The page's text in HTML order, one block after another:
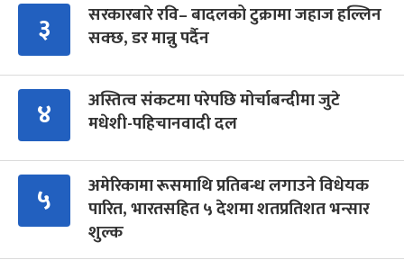
३
सरकारबारे रवि– बादलको टुक्रामा जहाज हल्लिन
सक्छ, डर मान्नु पर्दैन
४
अस्तित्व संकटमा परेपछि मोर्चाबन्दीमा जुटे
मधेशी-पहिचानवादी दल
५
अमेरिकामा रूसमाथि प्रतिबन्ध लगाउने विधेयक
पारित, भारतसहित ५ देशमा शतप्रतिशत भन्सार
शुल्क